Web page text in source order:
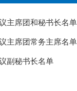
主席团和秘书长名单
主席团常务主席名单
副秘书长名单